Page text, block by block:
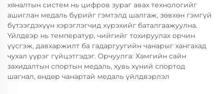
хяналтын систем нь цифров зураг авах технологийг
ашиглан медаль бүрийг гэмтэлд шалгаж, зөвхөн гэмгүй
бүтээгдэхүүн хэрэглэгчид хүрэхийг баталгаажуулна.
Үйлдвэр нь температур, чийгийг тохируулах орчин
үүсгэж, давхаржилт ба гадаргуугийн чанарыг хангахад
чухал үүрэг гүйцэтгэдэг. Орчуулга: Хамгийн сайн
захидалтын спортын медаль, хувь хүний спортод
шагнал, өндөр чанартай медаль үйлдвэрлэл